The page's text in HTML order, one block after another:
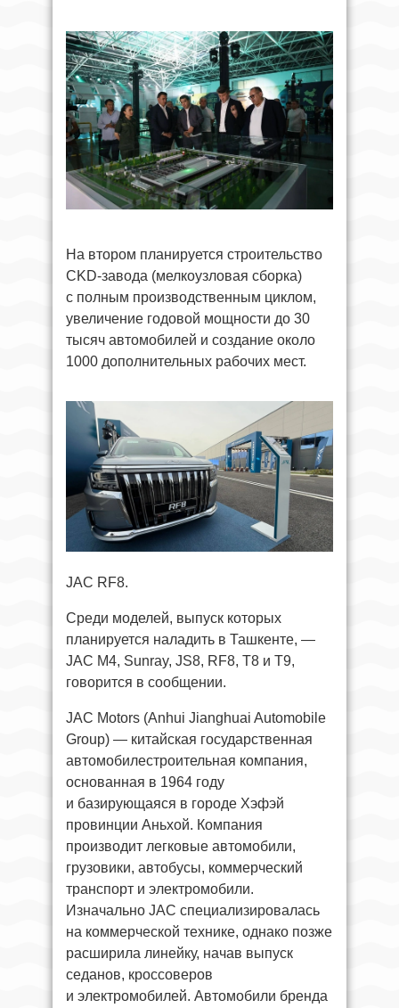
На втором планируется строительство
CKD-завода (мелкоузловая сборка)
с полным производственным циклом,
увеличение годовой мощности до 30
тысяч автомобилей и создание около
1000 дополнительных рабочих мест.
JAC RF8.
Среди моделей, выпуск которых
планируется наладить в Ташкенте, —
JAC M4, Sunray, JS8, RF8, T8 и T9,
говорится в сообщении.
JAC Motors (Anhui Jianghuai Automobile
Group) — китайская государственная
автомобилестроительная компания,
основанная в 1964 году
и базирующаяся в городе Хэфэй
провинции Аньхой. Компания
производит легковые автомобили,
грузовики, автобусы, коммерческий
транспорт и электромобили.
Изначально JAC специализировалась
на коммерческой технике, однако позже
расширила линейку, начав выпуск
седанов, кроссоверов
и электромобилей. Автомобили бренда